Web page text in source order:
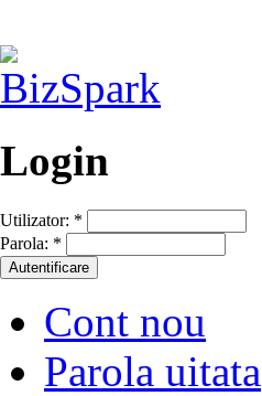
Login
Utilizator: *
Parola: *
Cont nou
Parola uitata